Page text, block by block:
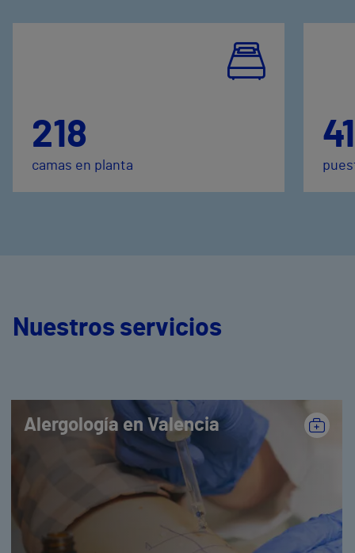
218
camas en planta
41
Nuestros servicios
Alergología en Valencia